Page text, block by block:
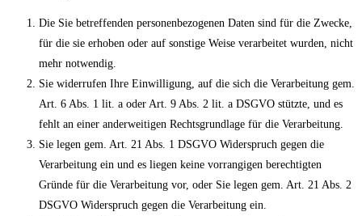
Die Sie betreffenden personenbezogenen Daten sind für die Zwecke,
für die sie erhoben oder auf sonstige Weise verarbeitet wurden, nicht
mehr notwendig.
Sie widerrufen Ihre Einwilligung, auf die sich die Verarbeitung gem.
Art. 6 Abs. 1 lit. a oder Art. 9 Abs. 2 lit. a DSGVO stützte, und es
fehlt an einer anderweitigen Rechtsgrundlage für die Verarbeitung.
Sie legen gem. Art. 21 Abs. 1 DSGVO Widerspruch gegen die
Verarbeitung ein und es liegen keine vorrangigen berechtigten
Gründe für die Verarbeitung vor, oder Sie legen gem. Art. 21 Abs. 2
DSGVO Widerspruch gegen die Verarbeitung ein.